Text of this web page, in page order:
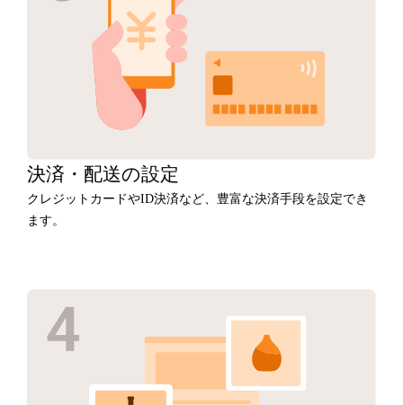
決済・ 配送の設定
クレジットカードやID決済など、豊富な決済手段を設定でき
ます。